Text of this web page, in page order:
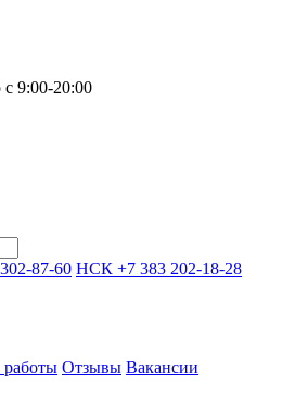
9:00-20:00
302-87-60 НСК +7 383 202-18-28
Отзывы Вакансии